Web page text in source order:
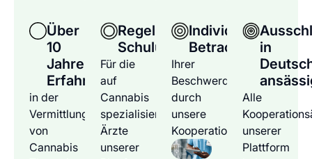
Über
10
Jahre
Erfahrung
in der
Vermittlung
von
Cannabis
Regelmäßige
Schulungen
Für die
auf
Cannabis
spezialisierten
Ärzte
unserer
Individuelle
Betrachtung
Ihrer
Beschwerden
durch
unsere
Kooperationsärzte
in
Alle
unserer
Plattform